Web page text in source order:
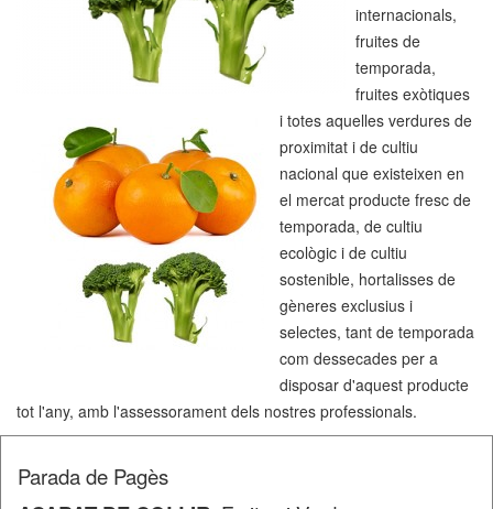
internacionals,
fruites de
temporada,
fruites exòtiques
i totes aquelles verdures de
proximitat i de cultiu
nacional que existeixen en
el mercat producte fresc de
temporada, de cultiu
ecològic i de cultiu
sostenible, hortalisses de
gèneres exclusius i
selectes, tant de temporada
com dessecades per a
disposar d'aquest producte
tot l'any, amb l'assessorament dels nostres professionals.
Parada de Pagès